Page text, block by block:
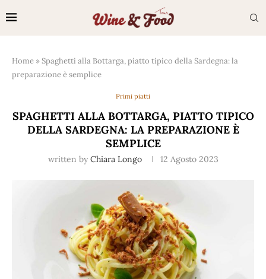
Home »Spaghetti alla Bottarga, piatto tipico della Sardegna: la
preparazione è semplice
Primi piatti
SPAGHETTI ALLA BOTTARGA, PIATTO TIPICO
DELLA SARDEGNA: LA PREPARAZIONE È
SEMPLICE
written by Chiara Longo 12 Agosto 2023